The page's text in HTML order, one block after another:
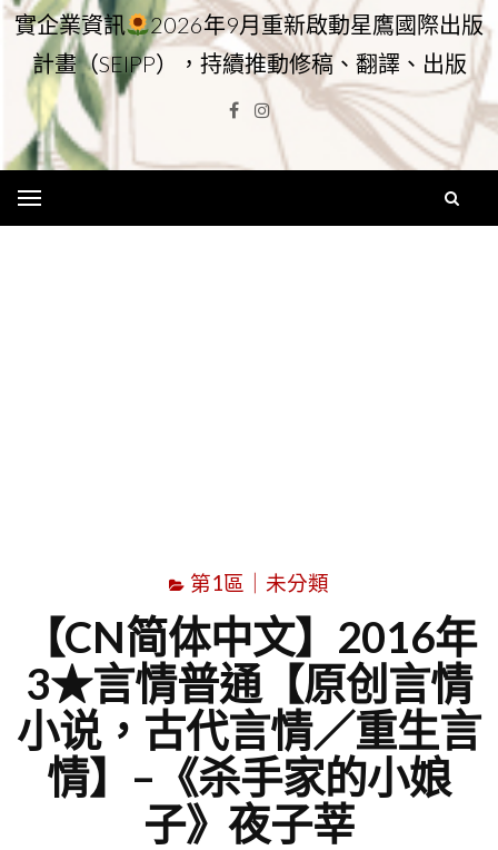
實企業資訊
2026年9月重新啟動星鷹國際出版
計畫（SEIPP），持續推動修稿、翻譯、出版
Facebook
Instagram
第1區｜未分類
【CN简体中文】2016年
3★言情普通【原创言情
小说，古代言情／重生言
情】–《杀手家的小娘
子》夜子莘